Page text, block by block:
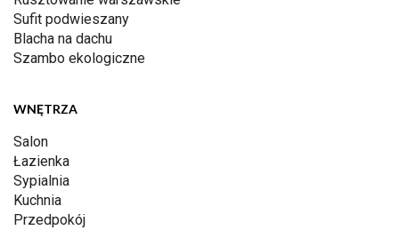
Sufit podwieszany
Blacha na dachu
Szambo ekologiczne
WNĘTRZA
Salon
Łazienka
Sypialnia
Kuchnia
Przedpokój